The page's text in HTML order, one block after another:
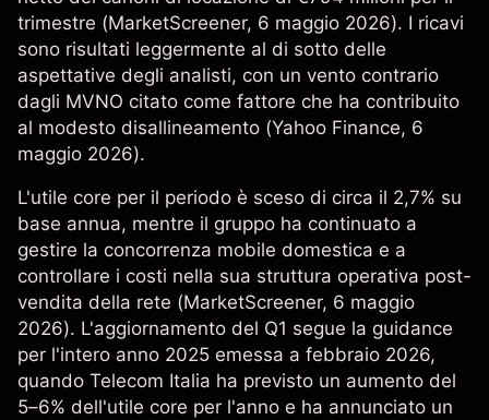
trimestre (MarketScreener, 6 maggio 2026). I ricavi
sono risultati leggermente al di sotto delle
aspettative degli analisti, con un vento contrario
dagli MVNO citato come fattore che ha contribuito
al modesto disallineamento (Yahoo Finance, 6
maggio 2026).
L'utile core per il periodo è sceso di circa il 2,7% su
base annua, mentre il gruppo ha continuato a
gestire la concorrenza mobile domestica e a
controllare i costi nella sua struttura operativa post-
vendita della rete (MarketScreener, 6 maggio
2026). L'aggiornamento del Q1 segue la guidance
per l'intero anno 2025 emessa a febbraio 2026,
quando Telecom Italia ha previsto un aumento del
5–6% dell'utile core per l'anno e ha annunciato un